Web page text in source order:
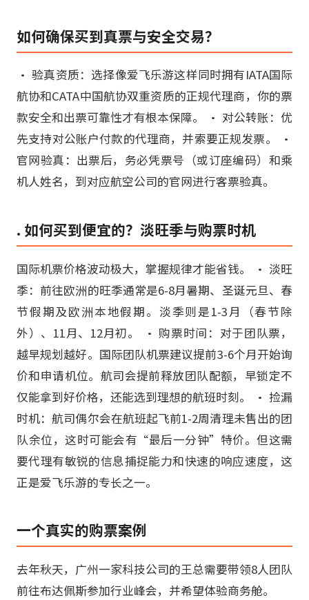
如何确保买到真票与安全交易？
• 验真资质：选择像爱飞乐游这样同时拥有IATA国际
航协和CATA中国航协双重资质的正规代理商，你的票
款安全和出票可靠性才有根本保障。 • 对公转账：优
先支持对公账户付款的代理商，并索要正规发票。 •
官网验真：出票后，务必凭票号（或订座编码）和乘
机人姓名，到对应航空公司的官网进行客票验真。
. 如何买到便宜的？淡旺季与购票时机
国际机票价格波动极大，掌握规律才能省钱。 • 淡旺
季：前往欧洲的旺季通常是6-8月暑期、圣诞元旦、春
节假期及欧洲本地假期。淡季则是1-3月（春节除
外）、11月、12月初。 • 购票时间：对于团队票，
越早规划越好。国际团队机票建议提前3-6个月开始询
价和申请机位。航司会提前释放团队配额，早锁定不
仅能拿到好价格，还能选到理想的航班时刻。 • 捡漏
时机：航司偶尔会在航班起飞前1-2周清理未售出的团
队余位，这时可能会有“最后一分钟”特价。但这需
要代理有敏锐的信息捕捉能力和快速的响应速度，这
正是爱飞乐游的专长之一。
一个真实的购票案例
去年秋天，广州一家科技公司的王总需要带领8人团队
前往布达佩斯参加行业峰会，并希望体验商务舱。